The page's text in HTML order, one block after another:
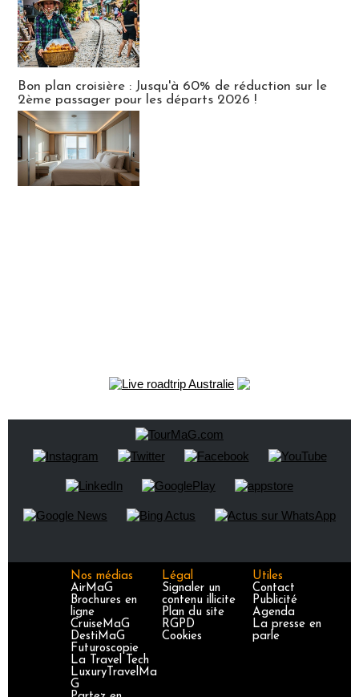
Bon plan croisière : Jusqu'à 60% de réduction sur le
2ème passager pour les départs 2026 !
Nos médias
AirMaG
Brochures en
ligne
CruiseMaG
DestiMaG
Futuroscopie
La Travel Tech
LuxuryTravelMa
G
Légal
Signaler un
contenu illicite
Plan du site
RGPD
Cookies
Utiles
Contact
Publicité
Agenda
La presse en
parle